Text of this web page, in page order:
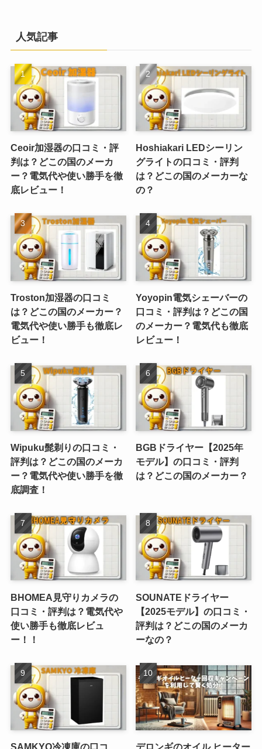
人気記事
Ceoir加湿器の口コミ・評
判は？どこの国のメーカ
ー？電気代や使い勝手を徹
底レビュー！
Hoshiakari LEDシーリン
グライトの口コミ・評判
は？どこの国のメーカーな
の？
Troston加湿器の口コミ
は？どこの国のメーカー？
電気代や使い勝手も徹底レ
ビュー！
Yoyopin電気シェーバーの
口コミ・評判は？どこの国
のメーカー？電気代も徹底
レビュー！
Wipuku髭剃りの口コミ・
評判は？どこの国のメーカ
ー？電気代や使い勝手を徹
底調査！
BGBドライヤー【2025年
モデル】の口コミ・評判
は？どこの国のメーカー？
BHOMEA見守りカメラの
口コミ・評判は？電気代や
使い勝手も徹底レビュ
ー！！
SOUNATEドライヤー
【2025モデル】の口コミ・
評判は？どこの国のメーカ
ーなの？
SAMKYO冷凍庫の口コ デロンギのオイル ヒーター